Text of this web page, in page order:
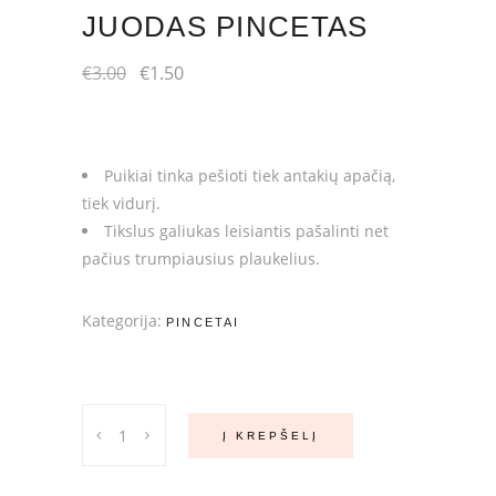
JUODAS PINCETAS
€3.00 Original
€1.50Current
Puikiai tinka pešioti tiek antakių apačią,
tiek vidurį.
Tikslus galiukas leisiantis pašalinti net
pačius trumpiausius plaukelius.
Kategorija: PINCETAI
pincetas
Į KREPŠELĮ